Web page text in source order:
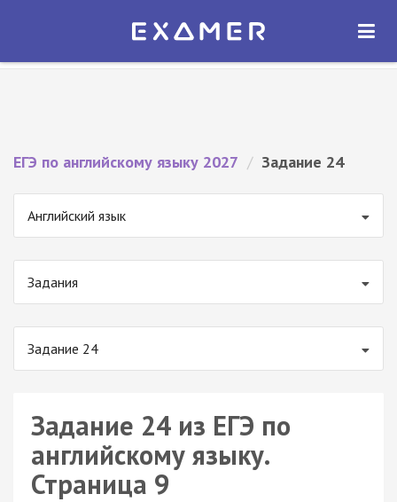
Экзамер — ЕГЭ 2027
ОТКРЫТЬ
ЕГЭ по английскому языку 2027 / Задание 24
Английский язык
Задания
Задание 24
Задание 24 из ЕГЭ по
английскому языку.
Страница 9